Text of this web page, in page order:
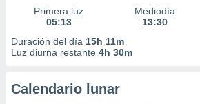
Primera luz
05:13
Mediodía
13:30
Duración del día 15h 11m
Luz diurna restante 4h 30m
Calendario lunar